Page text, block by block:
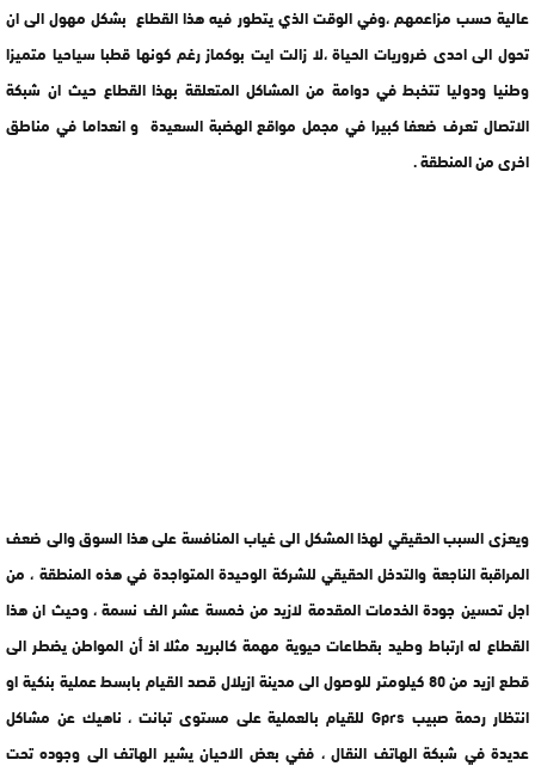
عالية حسب مزاعمهم ،وفي الوقت الذي يتطور فيه هذا القطاع بشكل مهول الى ان
تحول الى احدى ضروريات الحياة ،لا زالت ايت بوكماز رغم كونها قطبا سياحيا متميزا
وطنيا ودوليا تتخبط في دوامة من المشاكل المتعلقة بهذا القطاع حيث ان شبكة
الاتصال تعرف ضعفا كبيرا في مجمل مواقع الهضبة السعيدة و انعداما في مناطق
اخرى من المنطقة .
ويعزى السبب الحقيقي لهذا المشكل الى غياب المنافسة على هذا السوق والى ضعف
المراقبة الناجعة والتدخل الحقيقي للشركة الوحيدة المتواجدة في هذه المنطقة ، من
اجل تحسين جودة الخدمات المقدمة لازيد من خمسة عشر الف نسمة ، وحيث ان هذا
القطاع له ارتباط وطيد بقطاعات حيوية مهمة كالبريد مثلا اذ أن المواطن يضطر الى
قطع ازيد من 80 كيلومتر للوصول الى مدينة ازيلال قصد القيام بابسط عملية بنكية او
انتظار رحمة صبيب Gprs للقيام بالعملية على مستوى تبانت ، ناهيك عن مشاكل
عديدة في شبكة الهاتف النقال ، ففي بعض الاحيان يشير الهاتف الى وجوده تحت